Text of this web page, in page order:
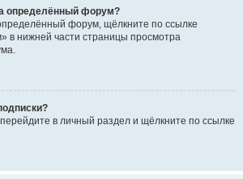
определённый форум?
форум, щёлкните по ссылке
в нижней части страницы просмотра
в личный раздел и щёлкните по ссылке